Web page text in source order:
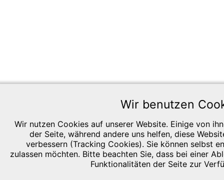
Wir benutzen
Wir nutzen Cookies auf unserer Website. Einige von
der Seite, während andere uns helfen, diese
verbessern (Tracking Cookies). Sie können selbst
zulassen möchten. Bitte beachten Sie, dass bei einer
Funktionalitäten der Seite zur